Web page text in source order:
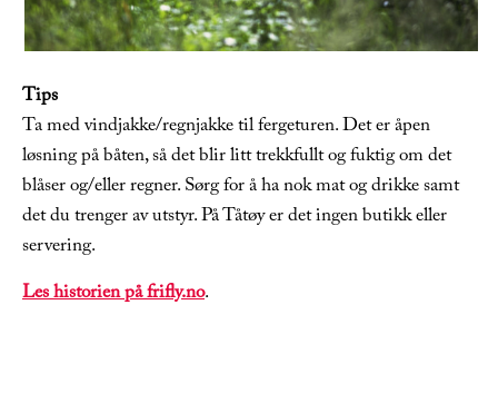
Tips
Ta med vindjakke/regnjakke til fergeturen. Det er åpen
løsning på båten, så det blir litt trekkfullt og fuktig om det
blåser og/eller regner. Sørg for å ha nok mat og drikke samt
det du trenger av utstyr. På Tåtøy er det ingen butikk eller
servering.
Les historien på frifly.no.